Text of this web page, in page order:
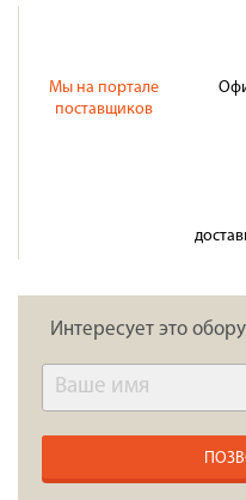
Мы на портале
поставщиков
Интересует это